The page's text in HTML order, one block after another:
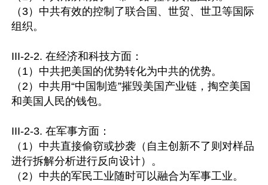
（3）中共有效的控制了联合国、世贸、世卫等国际
组织。
III-2-2. 在经济和科技方面：
（1）中共把美国的优势转化为中共的优势。
（2）中共用“中国制造”摧毁美国产业链，掏空美国
和美国人民的钱包。
III-2-3. 在军事方面：
（1）中共直接偷窃或抄袭（自主创新不了则对样品
进行拆解分析进行反向设计）。
（2）中共的军民工业随时可以融合为军事工业。